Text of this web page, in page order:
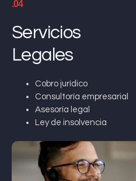
.04
Servicios
Legales
Cobro jurídico
Consultoría empresarial
Asesoría legal
Ley de insolvencia